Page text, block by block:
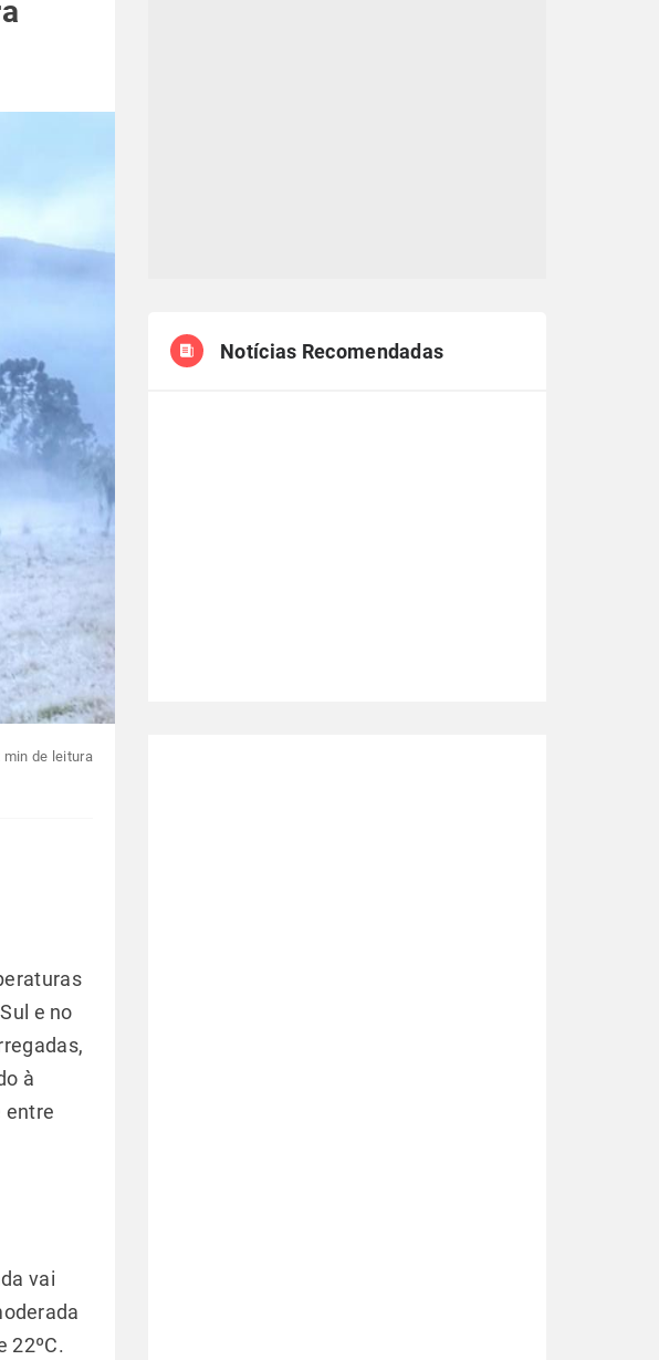
min de leitura
e no
à
entre
vai
22ºC.
Notícias Recomendadas